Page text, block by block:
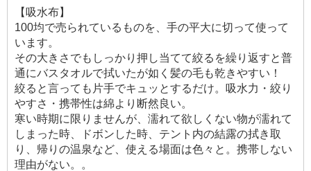
【吸水布】
100均で売られているものを、手の平大に切って使って
います。
その大きさでもしっかり押し当てて絞るを繰り返すと普
通にバスタオルで拭いたが如く髪の毛も乾きやすい！
絞ると言っても片手でキュッとするだけ。吸水力・絞り
やすさ・携帯性は綿より断然良い。
寒い時期に限りませんが、濡れて欲しくない物が濡れて
しまった時、ドボンした時、テント内の結露の拭き取
り、帰りの温泉など、使える場面は色々と。携帯しない
理由がない。。